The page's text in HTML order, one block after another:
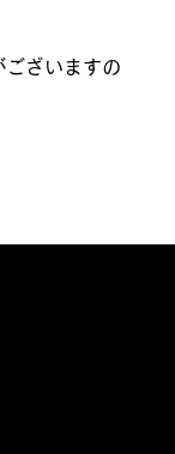
ざいますの